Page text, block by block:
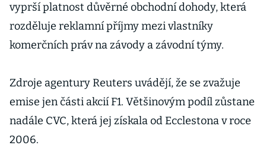
vyprší platnost důvěrné obchodní dohody, která
rozděluje reklamní příjmy mezi vlastníky
komerčních práv na závody a závodní týmy.
Zdroje agentury Reuters uvádějí, že se zvažuje
emise jen části akcií F1. Většinovým podíl zůstane
nadále CVC, která jej získala od Ecclestona v roce
2006.